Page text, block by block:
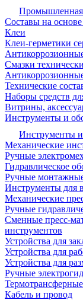
Составы на
Клеи
Клеи-герметики
Смазки
Технические
Наборы средств
Витрины,
Инструменты и
Инструменты
Механические
Ручные
Гидравлическое
Ручные
Инструменты для
Механические
Ручные
Сменные пресс-
инструментов
Устройства для
Устройства для
Устройства для
Ручные
Кабель и провод